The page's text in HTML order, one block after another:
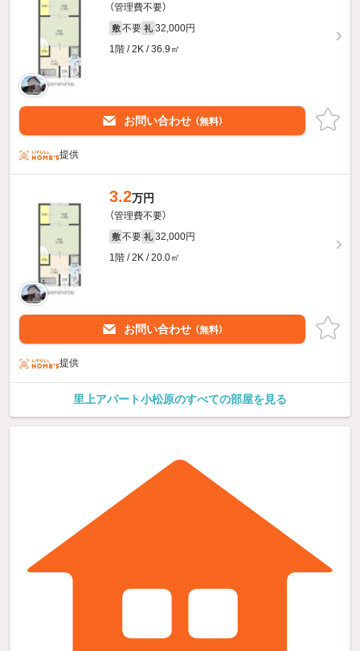
（管理費不要）
敷 不要 礼 32,000円
1階 / 2K / 36.9㎡
お問い合わせ （無料）
提供
3.2万円
（管理費不要）
敷 不要 礼 32,000円
1階 / 2K / 20.0㎡
お問い合わせ （無料）
提供
里上アパート小松原のすべての部屋を見る